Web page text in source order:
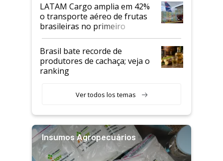
LATAM Cargo amplia em 42%
o transporte aéreo de frutas
brasileiras no primeiro
semestre
Brasil bate recorde de
produtores de cachaça; veja o
ranking
Ver todos los temas
Insumos Agropecuários